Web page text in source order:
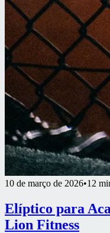
10 de março de 2026•12
Elíptico para
Lion Fitness